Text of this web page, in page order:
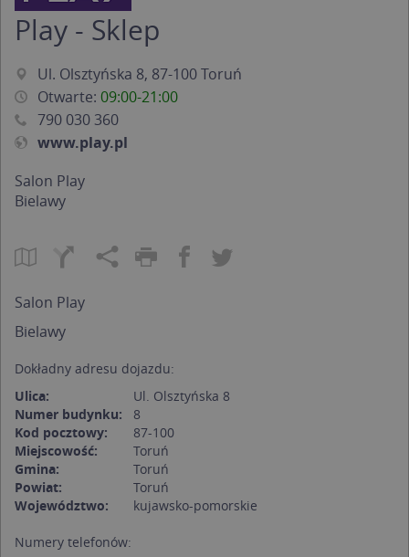
Play - Sklep
Ul. Olsztyńska 8, 87-100 Toruń
Otwarte: 09:00-21:00
790 030 360
www.play.pl
Salon Play
Bielawy
Salon Play
Bielawy
Dokładny adresu dojazdu:
Ulica:
Ul. Olsztyńska 8
Numer budynku:
8
Kod pocztowy:
87-100
Miejscowość:
Toruń
Gmina:
Toruń
Powiat:
Toruń
Województwo:
kujawsko-pomorskie
Numery telefonów: